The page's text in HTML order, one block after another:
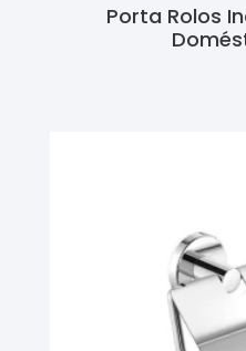
Porta Rolos